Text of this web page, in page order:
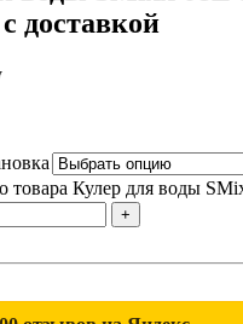
доставкой
товара Кулер для воды